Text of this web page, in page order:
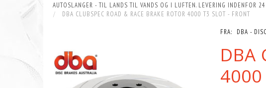
AUTOSLANGER - TIL LANDS TIL VANDS OG I LUFTEN. LEVERING INDENFOR
DBA CLUBSPEC ROAD & RACE BRAKE ROTOR 4000 T3 SLOT - FRONT
FRA: DBA -
DBA
4000